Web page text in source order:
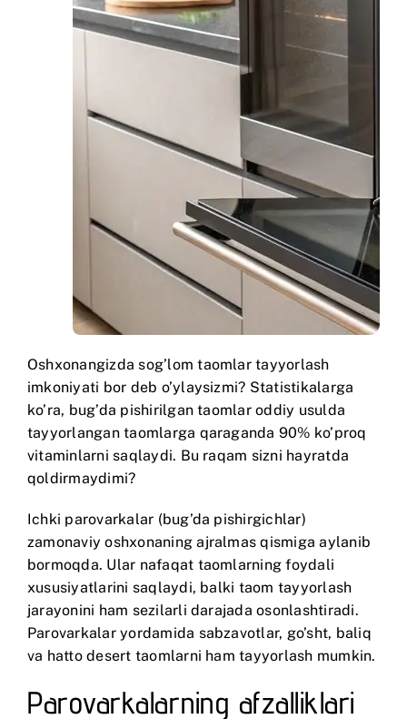
Oshxonangizda sog’lom taomlar tayyorlash
imkoniyati bor deb o’ylaysizmi? Statistikalarga
ko’ra, bug’da pishirilgan taomlar oddiy usulda
tayyorlangan taomlarga qaraganda 90% ko’proq
vitaminlarni saqlaydi. Bu raqam sizni hayratda
qoldirmaydimi?
Ichki parovarkalar (bug’da pishirgichlar)
zamonaviy oshxonaning ajralmas qismiga aylanib
bormoqda. Ular nafaqat taomlarning foydali
xususiyatlarini saqlaydi, balki taom tayyorlash
jarayonini ham sezilarli darajada osonlashtiradi.
Parovarkalar yordamida sabzavotlar, go’sht, baliq
va hatto desert taomlarni ham tayyorlash mumkin.
Parovarkalarning afzalliklari